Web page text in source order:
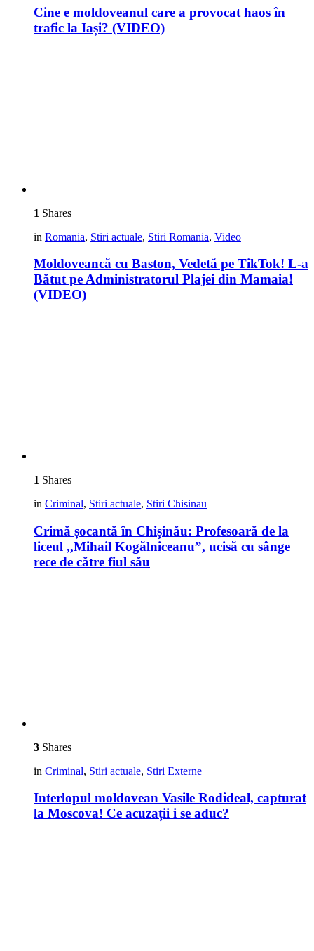
Cine e moldoveanul care a provocat haos în
trafic la Iași? (VIDEO)
1 Shares
in Romania, Stiri actuale, Stiri Romania, Video
Moldoveancă cu Baston, Vedetă pe TikTok! L-a
Bătut pe Administratorul Plajei din Mamaia!
(VIDEO)
1 Shares
in Criminal, Stiri actuale, Stiri Chisinau
Crimă șocantă în Chișinău: Profesoară de la
liceul ,,Mihail Kogălniceanu”, ucisă cu sânge
rece de către fiul său
3 Shares
in Criminal, Stiri actuale, Stiri Externe
Interlopul moldovean Vasile Rodideal, capturat
la Moscova! Ce acuzații i se aduc?